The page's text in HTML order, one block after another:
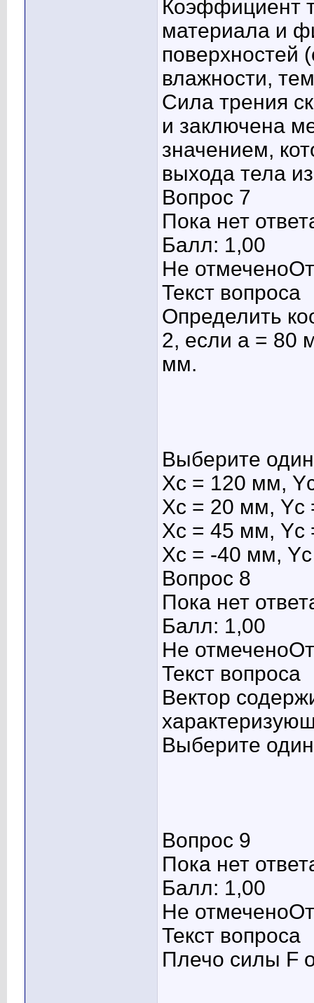
Коэффициент
материала и
поверхностей
влажности,
Сила трения
и заключена
значением,
выхода тела
Вопрос 7
Пока нет
Балл: 1,00
Не
Текст вопроса
Определить
2, если а = 80
мм.
Выберите
Хс = 120 мм,
Хс = 20 мм, Yс
Хс = 45 мм, Yс
Хс = -40 мм,
Вопрос 8
Пока нет
Балл: 1,00
Не
Текст вопроса
Вектор
Выберите
Вопрос 9
Пока нет
Балл: 1,00
Не
Текст вопроса
Плечо силы F